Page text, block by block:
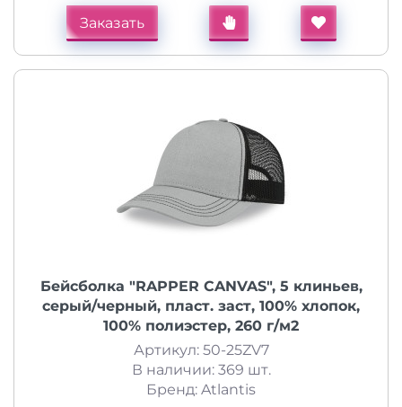
Заказать
Бейсболка "RAPPER CANVAS", 5 клиньев,
серый/черный, пласт. заст, 100% хлопок,
100% полиэстер, 260 г/м2
Артикул: 50-25ZV7
В наличии: 369 шт.
Бренд: Atlantis